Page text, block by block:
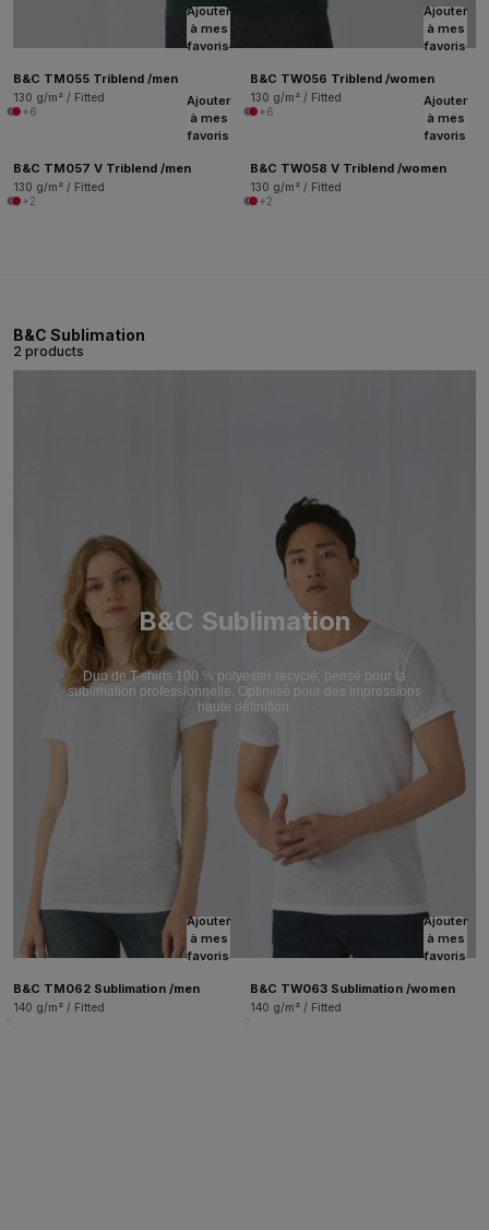
Ajouter
à mes
favoris
B&C TM055 Triblend /men
130 g/m² / Fitted
+6
Ajouter
à mes
favoris
B&C TW056 Triblend /women
130 g/m² / Fitted
+6
Ajouter
à mes
favoris
B&C TM057 V Triblend /men
130 g/m² / Fitted
+2
Ajouter
à mes
favoris
B&C TW058 V Triblend /women
130 g/m² / Fitted
+2
B&C Sublimation
2 products
B&C Sublimation
Duo de T-shirts 100 % polyester recyclé, pensé pour la
sublimation professionnelle. Optimisé pour des impressions
haute définition.
Ajouter
à mes
favoris
B&C TM062 Sublimation /men
140 g/m² / Fitted
Ajouter
à mes
favoris
B&C TW063 Sublimation /women
140 g/m² / Fitted